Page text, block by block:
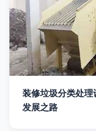
装修垃圾分类处
发展之路